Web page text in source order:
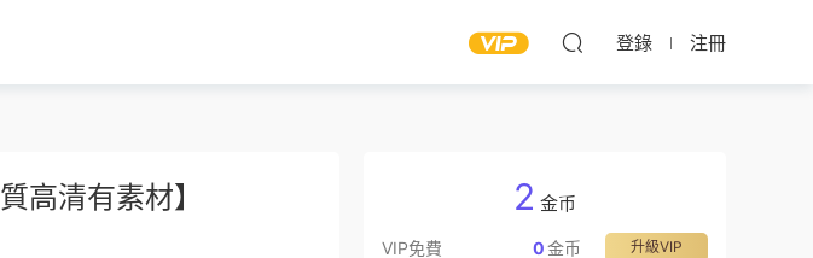
登錄 注冊
高清有素材】 2 金币
VIP免費 升級VIP
0金币